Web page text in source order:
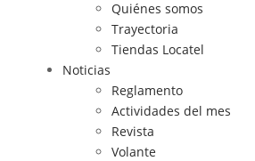
Quiénes somos
Trayectoria
Tiendas Locatel
Noticias
Reglamento
Actividades del mes
Revista
Volante